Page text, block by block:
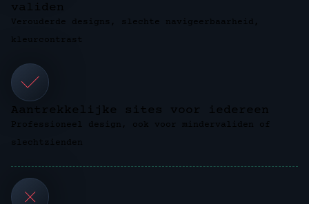
validen
Verouderde designs, slechte navigeerbaarheid,
kleurcontrast
Aantrekkelijke sites voor iedereen
Professioneel design, ook voor mindervaliden of
slechtzienden